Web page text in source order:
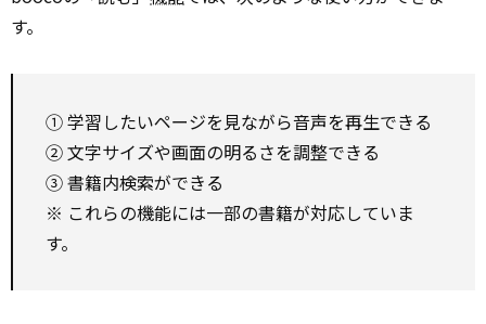
す。
① 学習したいページを見ながら音声を再生できる
② 文字サイズや画面の明るさを調整できる
③ 書籍内検索ができる
※ これらの機能には一部の書籍が対応していま
す。